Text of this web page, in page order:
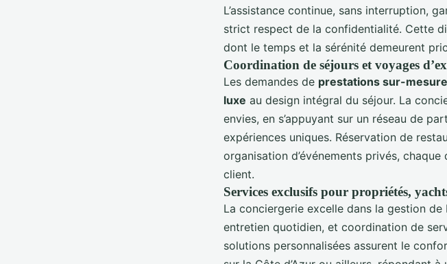
L’assistance continue, sans interruption,
strict respect de la confidentialité. Cette
dont le temps et la sérénité demeurent
Coordination de séjours et voyages
Les demandes de prestations sur-mesure
luxe au design intégral du séjour. La
envies, en s’appuyant sur un réseau de
expériences uniques. Réservation de
organisation d’événements privés,
client.
Services exclusifs pour propriétés,
La conciergerie excelle dans la gestion de
entretien quotidien, et coordination de
solutions personnalisées assurent le